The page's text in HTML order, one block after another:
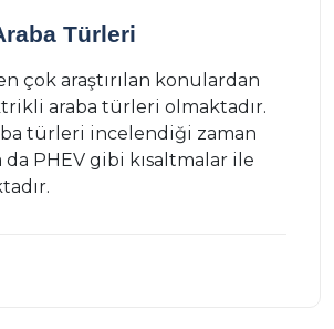
Türleri
çok araştırılan konulardan
araba türleri olmaktadır.
türleri incelendiği zaman
da PHEV gibi kısaltmalar ile